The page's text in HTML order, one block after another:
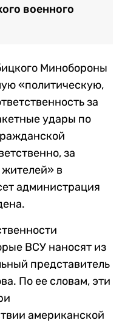
военного
Минобороны
«политическую,
за
удары по
за
в
администрация
ВСУ наносят из
представитель
По ее словам, эти
американской